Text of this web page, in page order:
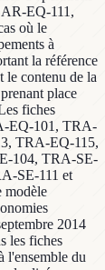
EQ-111,
où le
à
la référence
contenu de la
place
fiches
EQ-101, TRA-
TRA-EQ-115,
104, TRA-SE-
SE-111 et
modèle
2014
les fiches
l'ensemble du